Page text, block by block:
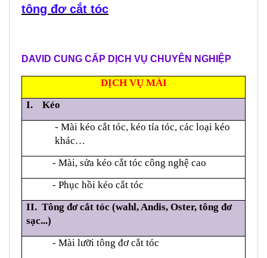
tông đơ cắt tóc
DAVID CUNG CẤP DỊCH VỤ CHUYÊN NGHIỆP
DỊCH VỤ MÀI
I. Kéo
- Mài kéo cắt tóc, kéo tỉa tóc, các loại kéo
khác…
- Mài, sửa kéo cắt tóc công nghệ cao
- Phục hồi kéo cắt tóc
II. Tông đơ cắt tóc (wahl, Andis, Oster, tông đơ
sạc...)
- Mài lưỡi tông đơ cắt tóc